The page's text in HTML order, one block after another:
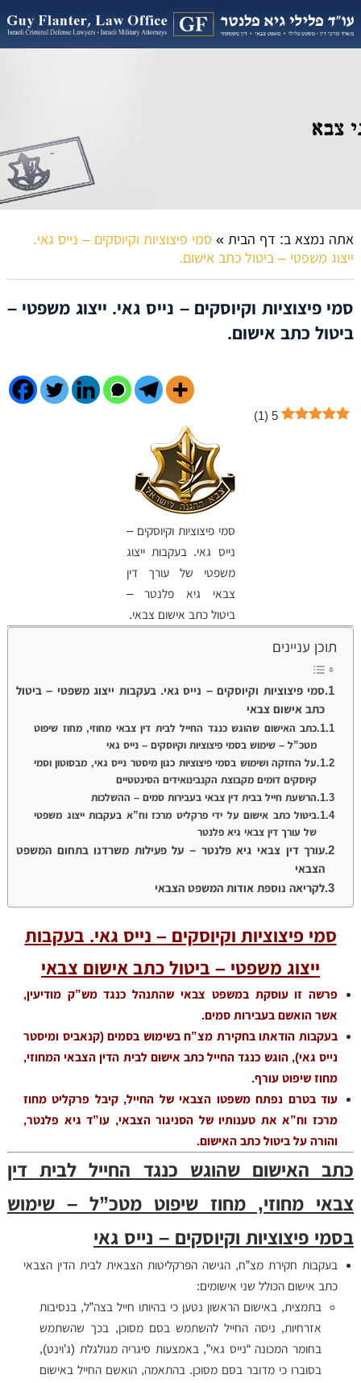
אתה נמצא ב: דף הבית » סמי פיצוציות וקיוסקים – נייס גאי.
ייצוג משפטי – ביטול כתב אישום.
סמי פיצוציות וקיוסקים – נייס גאי. ייצוג משפטי –
ביטול כתב אישום.
5
(
1
)
סמי פיצוציות וקיוסקים –
נייס גאי. בעקבות ייצוג
משפטי של עורך דין
צבאי גיא פלנטר –
ביטול כתב אישום צבאי.
תוכן עניינים
סמי פיצוציות וקיוסקים – נייס גאי. בעקבות ייצוג משפטי – ביטול
כתב אישום צבאי
כתב האישום שהוגש כנגד החייל לבית דין צבאי מחוזי, מחוז שיפוט
מטכ”ל – שימוש בסמי פיצוציות וקיוסקים – נייס גאי
על החזקה ושימוש בסמי פיצוציות כגון מיסטר נייס גאי, מבסוטון וסמי
קיוסקים דומים מקבוצת הקנבינואידים הסינטטיים
הרשעת חייל בבית דין צבאי בעבירות סמים – ההשלכות
ביטול כתב אישום על ידי פרקליט מרכז וח”א בעקבות ייצוג משפטי
של עורך דין צבאי גיא פלנטר
עורך דין צבאי גיא פלנטר – על פעילות משרדנו בתחום המשפט
הצבאי
לקריאה נוספת אודות המשפט הצבאי
סמי פיצוציות וקיוסקים – נייס גאי. בעקבות
ייצוג משפטי – ביטול כתב אישום צבאי
פרשה זו עוסקת במשפט צבאי שהתנהל כנגד מש”ק מודיעין,
אשר הואשם בעבירות סמים.
בעקבות הודאתו בחקירת מצ”ח בשימוש בסמים (קנאביס ומיסטר
נייס גאי), הוגש כנגד החייל כתב אישום לבית הדין הצבאי המחוזי,
מחוז שיפוט עורף.
עוד בטרם נפתח משפטו הצבאי של החייל, קיבל פרקליט מחוז
מרכז וח”א את טענותיו של הסניגור הצבאי, עו”ד גיא פלנטר,
והורה על ביטול כתב האישום.
כתב האישום שהוגש כנגד החייל לבית דין
צבאי מחוזי, מחוז שיפוט מטכ”ל – שימוש
בסמי פיצוציות וקיוסקים – נייס גאי
בעקבות חקירת מצ”ח, הגישה הפרקליטות הצבאית לבית הדין הצבאי
כתב אישום הכולל שני אישומים:
בתמצית, באישום הראשון נטען כי בהיותו חייל בצה”ל, בנסיבות
אזרחיות, ניסה החייל להשתמש בסם מסוכן, בכך שהשתמש
בחומר המכונה “נייס גאי”, באמצעות סיגריה מגולגלת (ג’וינט),
בסוברו כי מדובר בסם מסוכן. בהתאמה, הואשם החייל באישום